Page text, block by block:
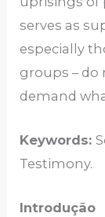
serves as
especially
groups – do
demand
Keywords:
Testimony.
Introdução